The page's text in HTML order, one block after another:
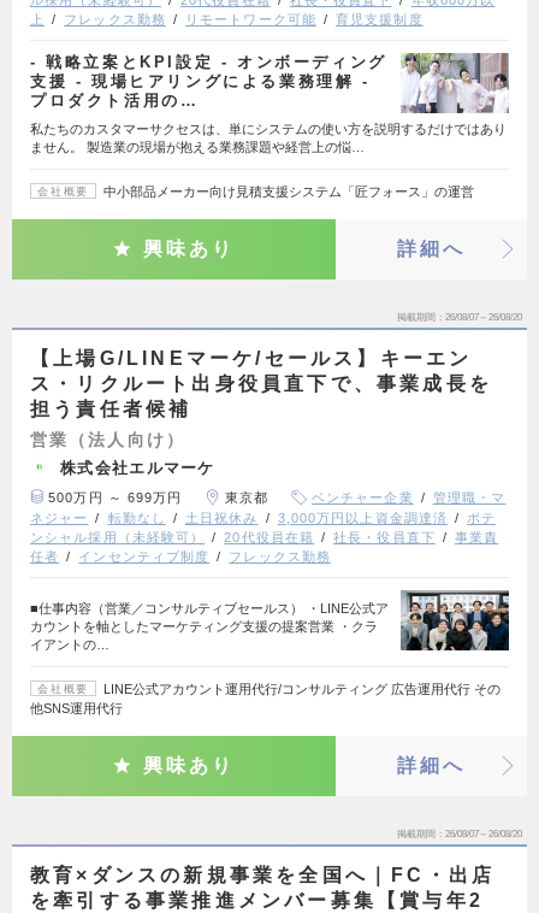
上
フレックス勤務 リモートワーク可能 育児支援制度
- 戦略立案とKPI設定 - オンボーディング
支援 - 現場ヒアリングによる業務理解 -
プロダクト活用の…
私たちのカスタマーサクセスは、単にシステムの使い方を説明するだけではあり
ません。 製造業の現場が抱える業務課題や経営上の悩…
会社概要 中小部品メーカー向け見積支援システム「匠フォース」の運営
興味あり 詳細へ
掲載期間 26/08/07～26/08/20
【上場G/LINEマーケ/セールス】キーエン
ス・リクルート出身役員直下で、事業成長を
担う責任者候補
営業（法人向け）
株式会社エルマーケ
500万円 ～ 699万円 東京都 ベンチャー企業
管理職・マ
ネジャー
転勤なし 土日祝休み 3,000万円以上資金調達済
ポテ
ンシャル採用（未経験可）
20代役員在籍 社長・役員直下
事業責
任者
インセンティブ制度 フレックス勤務
■仕事内容（営業／コンサルティブセールス） ・LINE公式ア
カウントを軸としたマーケティング支援の提案営業 ・クラ
イアントの…
会社概要
LINE公式アカウント運用代行/コンサルティング 広告運用代行 その
他SNS運用代行
興味あり 詳細へ
掲載期間 26/08/07～26/08/20
教育×ダンスの新規事業を全国へ｜FC・出店
を牽引する事業推進メンバー募集【賞与年2